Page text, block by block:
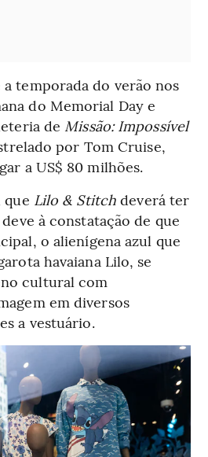
temporada do verão nos
do Memorial Day e
de Missão: Impossível
por Tom Cruise,
a US$ 80 milhões.
que Lilo & Stitchdeverá ter
à constatação de que
o alienígena azul que
havaiana Lilo, se
cultural com
em diversos
a vestuário.